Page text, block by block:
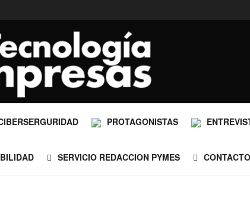
PROTAGONISTAS
SERVICIO REDACCION PYMES CONTACTO